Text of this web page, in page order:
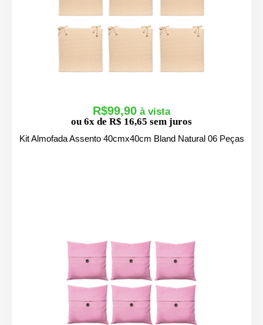
R$99,90
ou 6x de R$ 16,65 sem juros
Kit Almofada Assento 40cmx40cm Bland Natural 06 Peças